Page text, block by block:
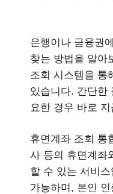
은행이나 금융권
찾는 방법을 알아
조회 시스템을 통
있습니다. 간단한
요한 경우 바로
휴면계좌 조회 통
사 등의 휴면계좌
할 수 있는 서비
가능하며, 본인